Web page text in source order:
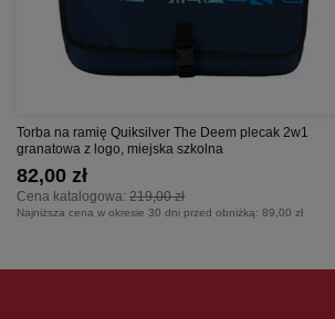
Torba na ramię Quiksilver The Deem plecak 2w1
granatowa z logo, miejska szkolna
Cena katalogowa: 219,00 zł
82,00 zł
Najniższa cena w okresie 30 dni przed obniżką: 89,00 zł